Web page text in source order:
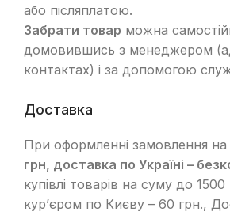
або післяплатою.
Забрати товар можна
домовившись з менеджером
контактах) і за допомогою
Доставка
При оформленні замовлення на
грн, доставка по Україні –
купівлі товарів на суму до
кур’єром по Києву – 60 грн.,